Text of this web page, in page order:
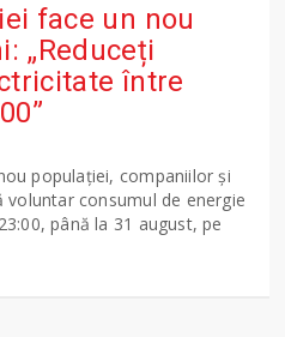
face un nou
„Reduceți
între
populației, companiilor și
consumul de energie
până la 31 august, pe